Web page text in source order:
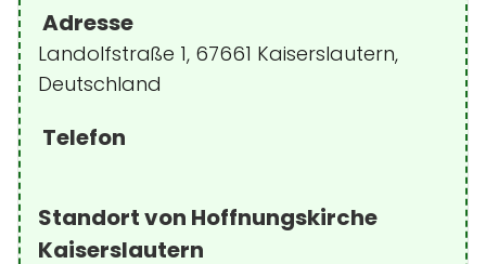
Adresse
Landolfstraße 1, 67661 Kaiserslautern,
Deutschland
Telefon
Standort von Hoffnungskirche
Kaiserslautern